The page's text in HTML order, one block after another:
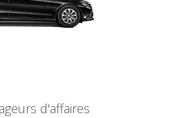
d'affaires